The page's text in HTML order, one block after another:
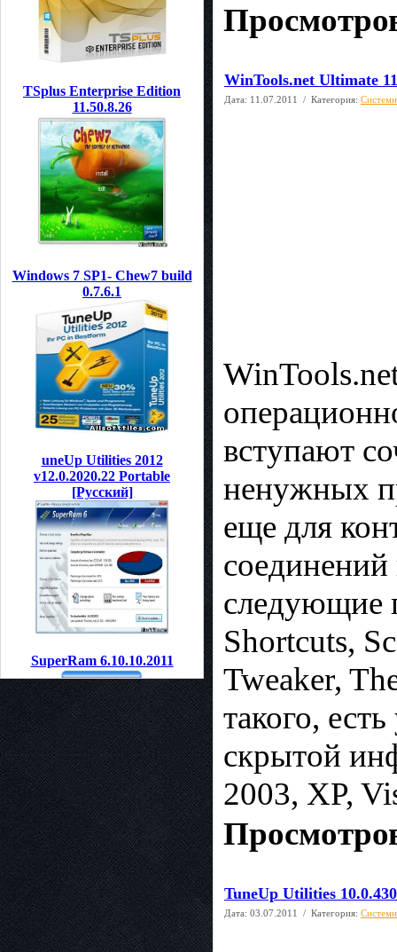
TSplus Enterprise Edition
11.50.8.26
Windows 7 SP1- Chew7 build
0.7.6.1
uneUp Utilities 2012
v12.0.2020.22 Рortable
[Pусcкий]
SuperRam 6.10.10.2011
WinTools.net Ultimate
Дата: 11.07.2011 / Категория:
вступают
ненужных
еще для
следующие
Shortcuts,
Tweaker,
такого,
скрытой
2003, XP,
TuneUp Utilities
Дата: 03.07.2011 / Категория: